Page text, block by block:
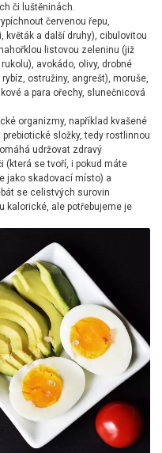
či luštěninách.
červenou řepu,
květák a další druhy), cibulovitou
listovou zeleninu (již
avokádo, olivy, drobné
ostružiny, angrešt), moruše,
a para ořechy, slunečnicová
organizmy, například kvašené
složky, tedy rostlinnou
udržovat zdravý
(která se tvoří, i pokud máte
jako skadovací místo) a
se celistvých surovin
kalorické, ale potřebujeme je